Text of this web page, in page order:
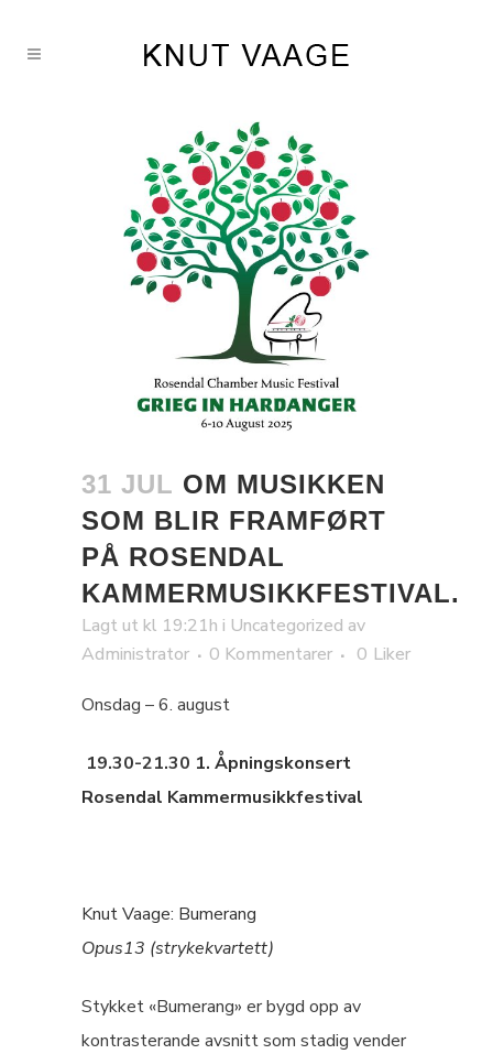
31 JUL OM MUSIKKEN
SOM BLIR FRAMFØRT
PÅ ROSENDAL
KAMMERMUSIKKFESTIVAL.
Lagt ut kl 19:21h i Uncategorized av
Administrator
0 Kommentarer 0 Liker
Onsdag – 6. august
19.30-21.30 1. Åpningskonsert
Rosendal Kammermusikkfestival
Knut Vaage: Bumerang
Opus13 (strykekvartett)
Stykket «Bumerang» er bygd opp av
kontrasterande avsnitt som stadig vender